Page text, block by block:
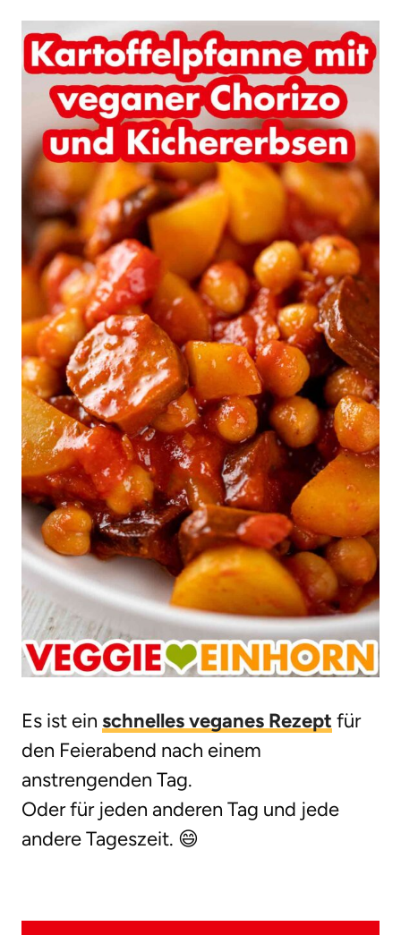
Es ist ein schnelles veganes Rezept für
den Feierabend nach einem
anstrengenden Tag.
Oder für jeden anderen Tag und jede
andere Tageszeit. 😄